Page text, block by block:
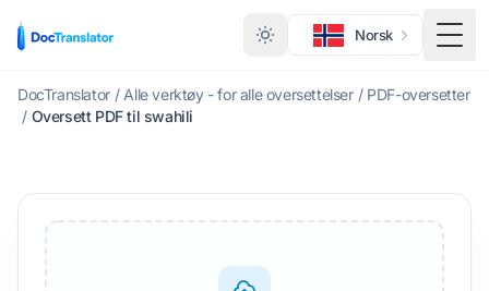
Norsk
DocTranslator / Alle verktøy - for alle oversettelser / PDF-oversetter
/ Oversett PDF til swahili